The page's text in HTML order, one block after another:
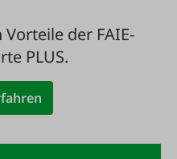
der FAIE-
PLUS.